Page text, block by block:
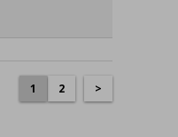
1 2 >